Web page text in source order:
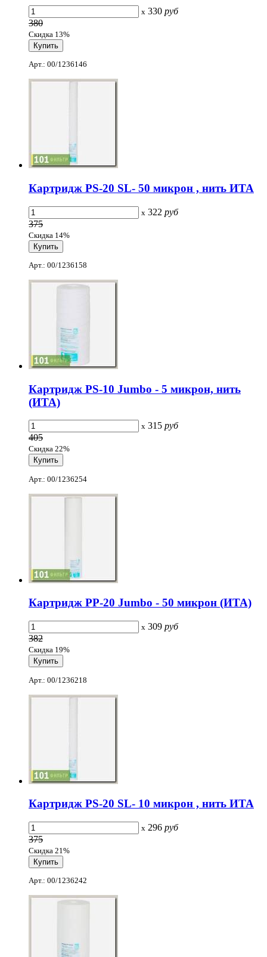
x 330 руб
380
Скидка 13%
Арт.: 00/1236146
Картридж PS-20 SL- 50 микрон , нить ИТА
x 322 руб
375
Скидка 14%
Арт.: 00/1236158
Картридж PS-10 Jumbo - 5 микрон, нить
(ИТА)
x 315 руб
405
Скидка 22%
Арт.: 00/1236254
Картридж PP-20 Jumbo - 50 микрон (ИТА)
x 309 руб
382
Скидка 19%
Арт.: 00/1236218
Картридж PS-20 SL- 10 микрон , нить ИТА
x 296 руб
375
Скидка 21%
Арт.: 00/1236242